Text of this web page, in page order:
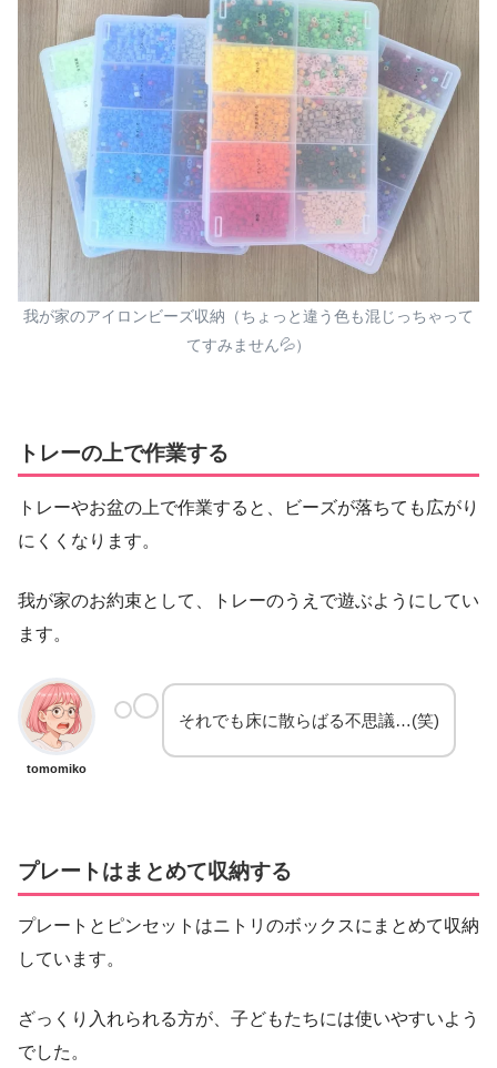
我が家のアイロンビーズ収納（ちょっと違う色も混じっちゃって
てすみません💦）
トレーの上で作業する
トレーやお盆の上で作業すると、ビーズが落ちても広がり
にくくなります。
我が家のお約束として、トレーのうえで遊ぶようにしてい
ます。
tomomiko
それでも床に散らばる不思議…(笑)
プレートはまとめて収納する
プレートとピンセットはニトリのボックスにまとめて収納
しています。
ざっくり入れられる方が、子どもたちには使いやすいよう
でした。